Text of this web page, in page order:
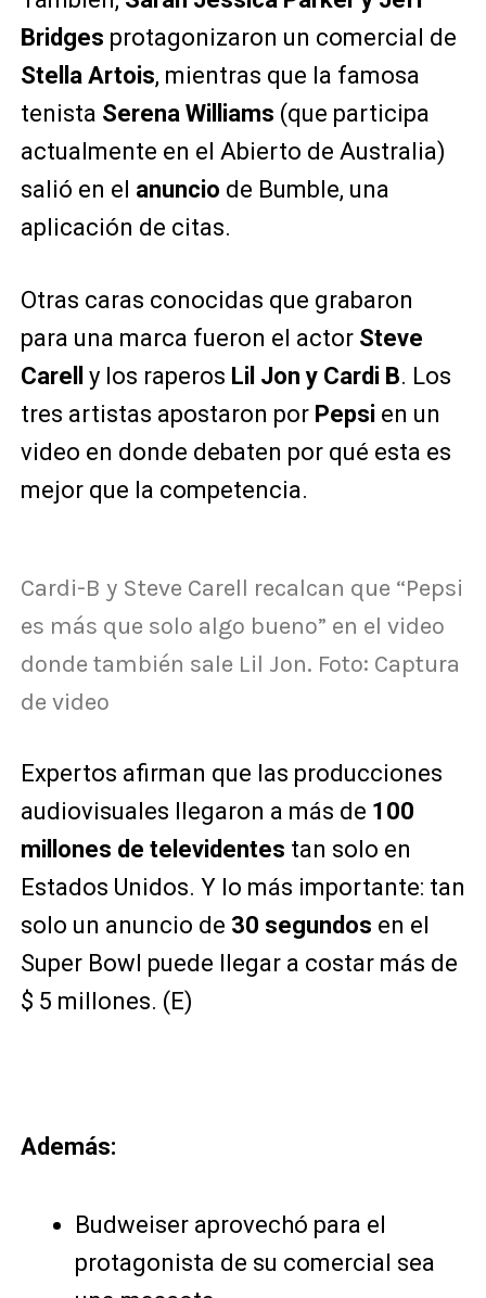
Bridges protagonizaron un comercial de
Stella Artois, mientras que la famosa
tenista Serena Williams (que participa
actualmente en el Abierto de Australia)
salió en el anuncio de Bumble, una
aplicación de citas.
Otras caras conocidas que grabaron
para una marca fueron el actor Steve
Carell
y los raperos Lil Jon y Cardi B. Los
tres artistas apostaron por Pepsien un
video en donde debaten por qué esta es
mejor que la competencia.
Cardi-B y Steve Carell recalcan que “Pepsi
es más que solo algo bueno” en el video
donde también sale Lil Jon. Foto: Captura
de video
Expertos afirman que las producciones
audiovisuales llegaron a más de 100
millones de televidentes tan solo en
Estados Unidos. Y lo más importante: tan
solo un anuncio de 30 segundos en el
Super Bowl puede llegar a costar más de
$ 5 millones. (E)
Además:
Budweiser aprovechó para el
protagonista de su comercial sea